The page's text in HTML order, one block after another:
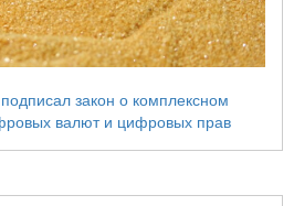
закон о комплексном
валют и цифровых прав